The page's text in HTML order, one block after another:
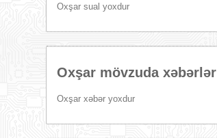
Oxşar sual yoxdur
Oxşar mövzuda xəbərlər
Oxşar xəbər yoxdur